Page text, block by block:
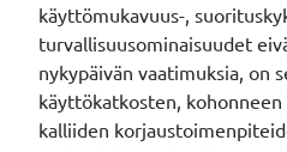
käyttömukavuus-,
turvallisuusominaisuudet
nykypäivän vaatimuksia, on
käyttökatkosten,
kalliiden